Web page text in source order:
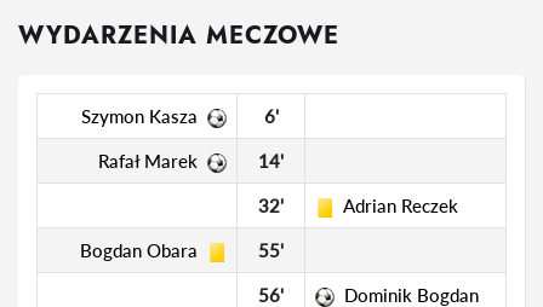
WYDARZENIA MECZOWE
Szymon Kasza 6'
Rafał Marek 14'
32' Adrian Reczek
Bogdan Obara 55'
56' Dominik Bogdan